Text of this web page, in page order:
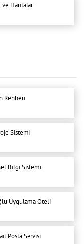
ve Haritalar
Rehberi
Sistemi
Bilgi Sistemi
Uygulama Oteli
Posta Servisi